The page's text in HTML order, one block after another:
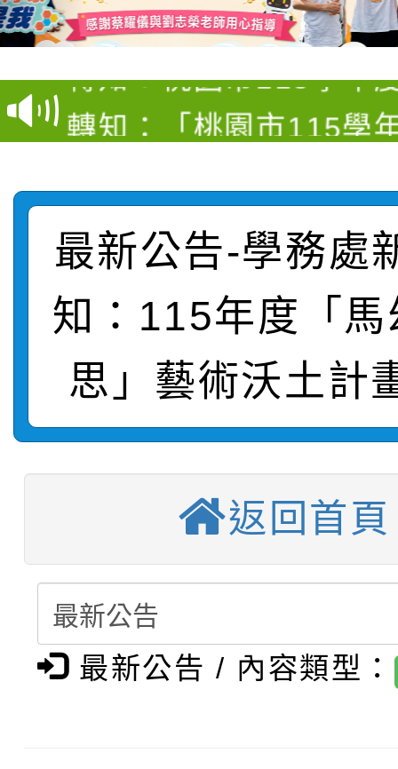
學年度第1學期第9次代
【甄選結果(第12招)】
結果(第12招)
賽及師生本土語及新住
轉知：「桃園市115學
動辦法」
轉知臺中市政府政風處
城市手牽手，綠能透明
畫影片一案
轉知：「115學年度全
劇比賽實施要點」及修
表
轉知：桃園市115年度
敬師藝文競賽』實施計
【甄選結果(第11招)】
學年度第1學期第7次
【甄選結果(第3招)】
結果(第3招)
學年度第1學期第9次
結果(第4招)
【甄選結果(第12招)】
學年度第1學期第7次代
結果(第12招)
賽及師生本土語及新住
賽實施要點
轉知：「桃園市115學
比賽實施要點」
轉知：「115年金融知
最新公告-學務處
知：115年度「馬
思」藝術沃土計
返回首頁
最新公告 / 內容類型：